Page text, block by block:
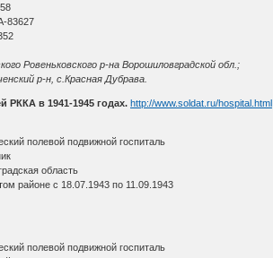
83627
Ровеньковского р-на Ворошиловградской обл.;
р-н, с.Красная Дубрава.
РККА в 1941-1945 годах. http://www.soldat.ru/hospital.html
полевой подвижной госпиталь
область
районе с 18.07.1943 по 11.09.1943
полевой подвижной госпиталь